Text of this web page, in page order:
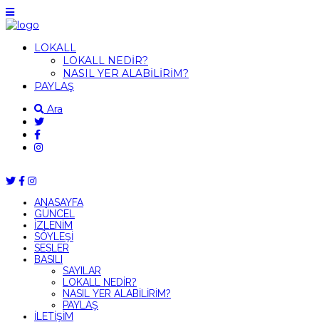
LOKALL
LOKALL NEDİR?
NASIL YER ALABİLİRİM?
PAYLAŞ
Ara
ANASAYFA
GÜNCEL
İZLENİM
SÖYLEŞİ
SESLER
BASILI
SAYILAR
LOKALL NEDİR?
NASIL YER ALABİLİRİM?
PAYLAŞ
İLETİŞİM